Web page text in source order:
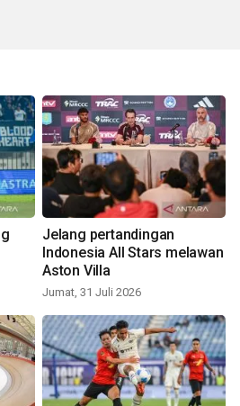
Jelang pertandingan
Indonesia All Stars melawan
Aston Villa
Jumat, 31 Juli 2026